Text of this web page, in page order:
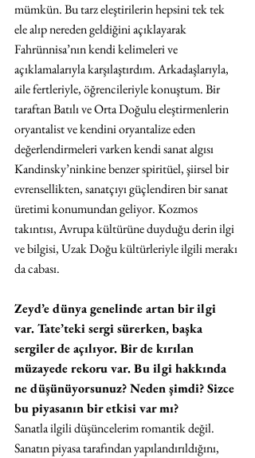
mümkün. Bu tarz eleştirilerin hepsini tek tek
ele alıp nereden geldiğini açıklayarak
Fahrünnisa’nın kendi kelimeleri ve
açıklamalarıyla karşılaştırdım. Arkadaşlarıyla,
aile fertleriyle, öğrencileriyle konuştum. Bir
taraftan Batılı ve Orta Doğulu eleştirmenlerin
oryantalist ve kendini oryantalize eden
değerlendirmeleri varken kendi sanat algısı
Kandinsky’ninkine benzer spiritüel, şiirsel bir
evrensellikten, sanatçıyı güçlendiren bir sanat
üretimi konumundan geliyor. Kozmos
takıntısı, Avrupa kültürüne duyduğu derin ilgi
ve bilgisi, Uzak Doğu kültürleriyle ilgili merakı
da cabası.
Zeyd’e dünya genelinde artan bir ilgi
var. Tate’teki sergi sürerken, başka
sergiler de açılıyor. Bir de kırılan
müzayede rekoru var. Bu ilgi hakkında
ne düşünüyorsunuz? Neden şimdi? Sizce
bu piyasanın bir etkisi var mı?
Sanatla ilgili düşüncelerim romantik değil.
Sanatın piyasa tarafından yapılandırıldığını,